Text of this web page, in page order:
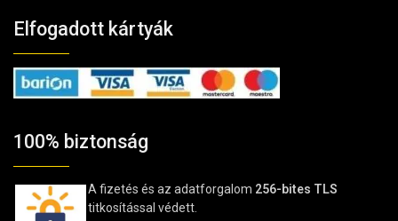
Elfogadott kártyák
100% biztonság
A fizetés és az adatforgalom 256-bites TLS
titkosítással védett.